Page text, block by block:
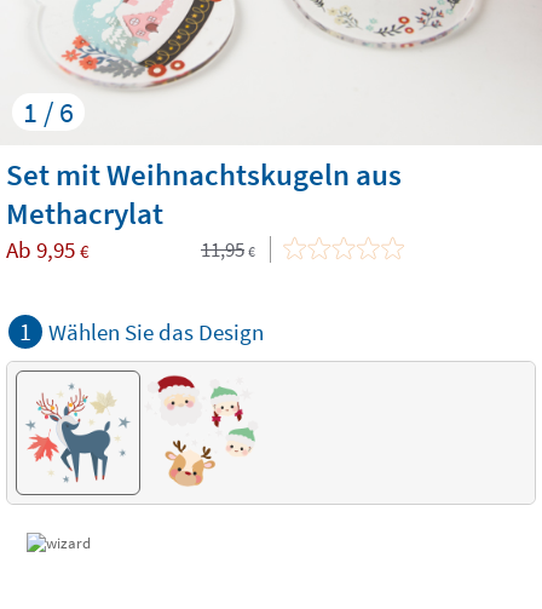
1 / 6
Set mit Weihnachtskugeln aus
Methacrylat
Ab 9,95 € 11,95 €
1 Wählen Sie das Design